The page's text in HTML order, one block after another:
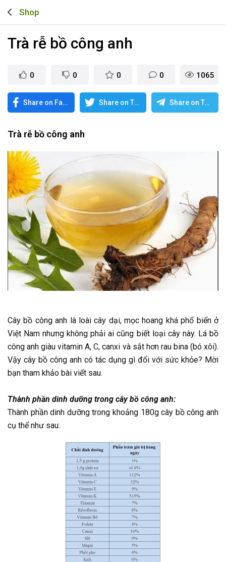
Shop
Trà rễ bồ công anh
0 0 0 0 1065
Share on Facebook Share on Twitter Share on Telegram
Trà rễ bồ công anh
Cây bồ công anh là loài cây dại, mọc hoang khá phổ biến ở
Việt Nam nhưng không phải ai cũng biết loại cây này. Lá bồ
công anh giàu vitamin A, C, canxi và sắt hơn rau bina (bó xôi).
Vậy cây bồ công anh có tác dụng gì đối với sức khỏe? Mời
bạn tham khảo bài viết sau.
Thành phần dinh dưỡng trong cây bồ công anh:
Thành phần dinh dưỡng trong khoảng 180g cây bồ công anh
cụ thể như sau: